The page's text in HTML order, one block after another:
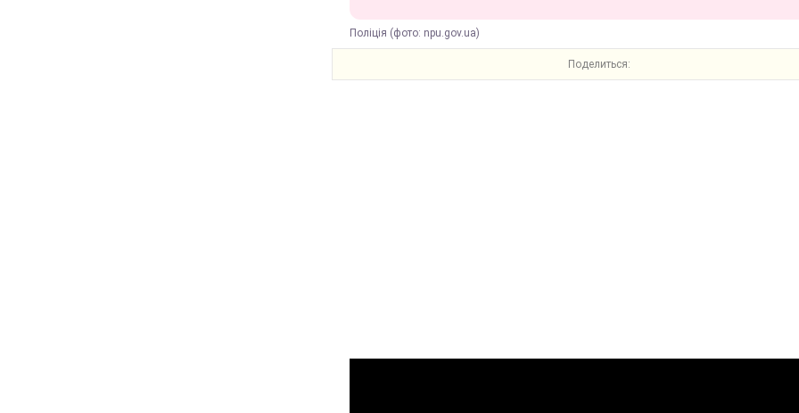
Поліція (фото: npu.gov.ua)
Поделиться: